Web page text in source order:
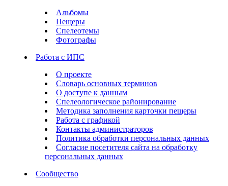
Альбомы
Пещеры
Спелеотемы
Фотографы
Работа с ИПС
О проекте
Словарь основных терминов
О доступе к данным
Спелеологическое районирование
Методика заполнения карточки пещеры
Работа с графикой
Контакты администраторов
Политика обработки персональных данных
Согласие посетителя сайта на обработку
персональных данных
Сообщество